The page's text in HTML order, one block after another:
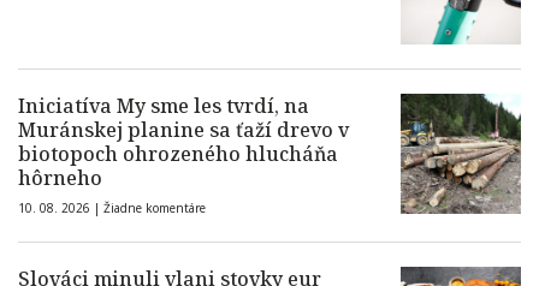
Iniciatíva My sme les tvrdí, na
Muránskej planine sa ťaží drevo v
biotopoch ohrozeného hlucháňa
hôrneho
10. 08. 2026 | Žiadne komentáre
Slováci minuli vlani stovky eur